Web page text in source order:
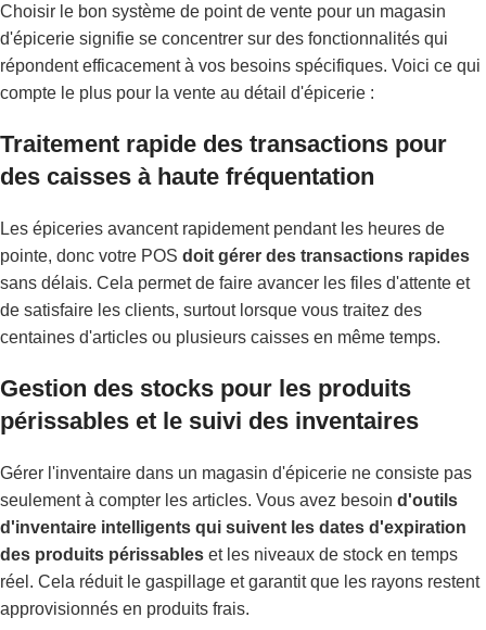
Choisir le bon système de point de vente pour un magasin
d'épicerie signifie se concentrer sur des fonctionnalités qui
répondent efficacement à vos besoins spécifiques. Voici ce qui
compte le plus pour la vente au détail d'épicerie :
Traitement rapide des transactions pour
des caisses à haute fréquentation
Les épiceries avancent rapidement pendant les heures de
pointe, donc votre POS doit gérer des transactions rapides
sans délais. Cela permet de faire avancer les files d'attente et
de satisfaire les clients, surtout lorsque vous traitez des
centaines d'articles ou plusieurs caisses en même temps.
Gestion des stocks pour les produits
périssables et le suivi des inventaires
Gérer l'inventaire dans un magasin d'épicerie ne consiste pas
seulement à compter les articles. Vous avez besoin d'outils
d'inventaire intelligents qui suivent les dates d'expiration
des produits périssables et les niveaux de stock en temps
réel. Cela réduit le gaspillage et garantit que les rayons restent
approvisionnés en produits frais.